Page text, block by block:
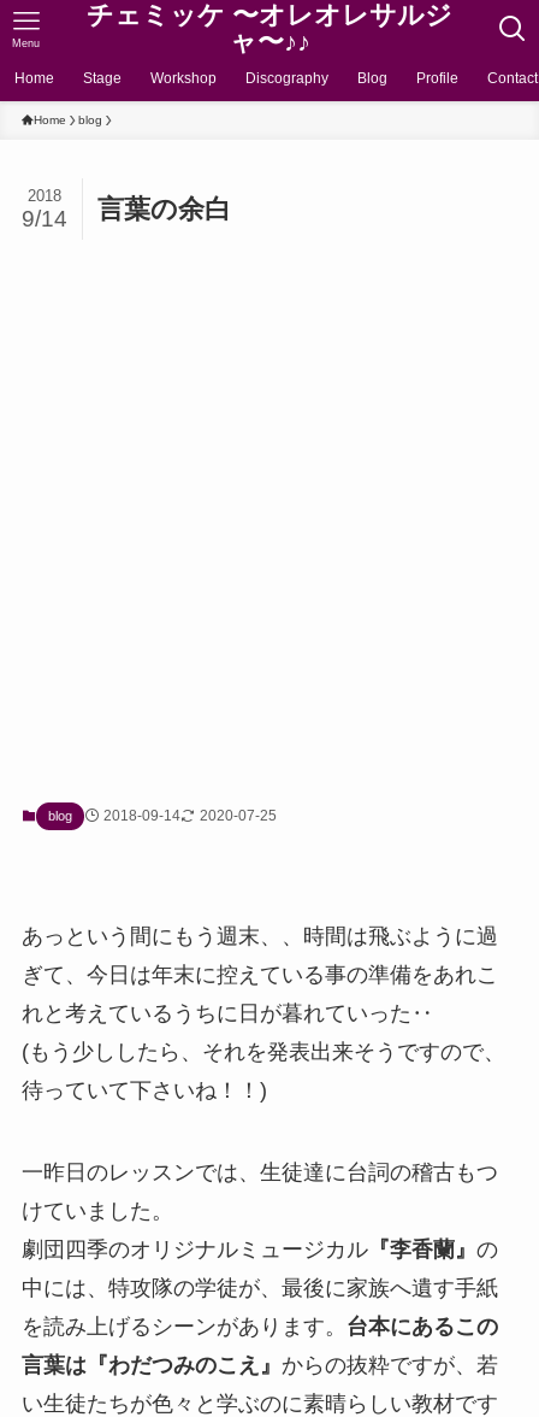
チェミッケ 〜オレオレサルジ
ャ〜♪♪
Menu
Home Stage Workshop Discography Blog Profile Contact
Home blog
言葉の余白
2018
9/14
blog 2018-09-14 2020-07-25
あっという間にもう週末、、時間は飛ぶように過
ぎて、今日は年末に控えている事の準備をあれこ
れと考えているうちに日が暮れていった‥
(もう少ししたら、それを発表出来そうですので、
待っていて下さいね！！)
一昨日のレッスンでは、生徒達に台詞の稽古もつ
けていました。
劇団四季のオリジナルミュージカル『李香蘭』 の
中には、特攻隊の学徒が、最後に家族へ遺す手紙
を読み上げるシーンがあります。 台本にあるこの
言葉は『わだつみのこえ』 からの抜粋ですが、若
い生徒たちが色々と学ぶのに素晴らしい教材です